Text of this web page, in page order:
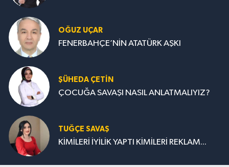
OĞUZ UÇAR
FENERBAHÇE’NİN ATATÜRK AŞKI
ŞÜHEDA ÇETİN
ÇOCUĞA SAVAŞI NASIL ANLATMALIYIZ?
TUĞÇE SAVAŞ
KİMİLERİ İYİLİK YAPTI KİMİLERİ REKLAM...